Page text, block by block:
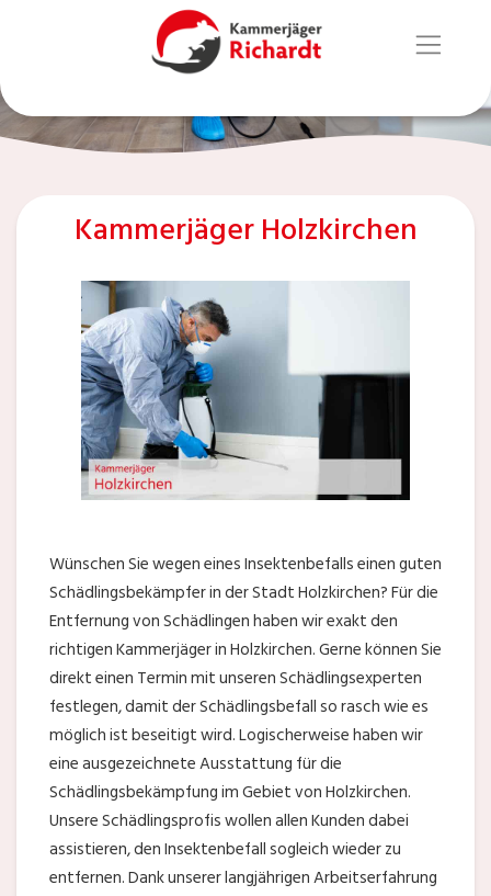
Kammerjäger Holzkirchen
Wünschen Sie wegen eines Insektenbefalls einen guten
Schädlingsbekämpfer in der Stadt Holzkirchen? Für die
Entfernung von Schädlingen haben wir exakt den
richtigen Kammerjäger in Holzkirchen. Gerne können Sie
direkt einen Termin mit unseren Schädlingsexperten
festlegen, damit der Schädlingsbefall so rasch wie es
möglich ist beseitigt wird. Logischerweise haben wir
eine ausgezeichnete Ausstattung für die
Schädlingsbekämpfung im Gebiet von Holzkirchen.
Unsere Schädlingsprofis wollen allen Kunden dabei
assistieren, den Insektenbefall sogleich wieder zu
entfernen. Dank unserer langjährigen Arbeitserfahrung